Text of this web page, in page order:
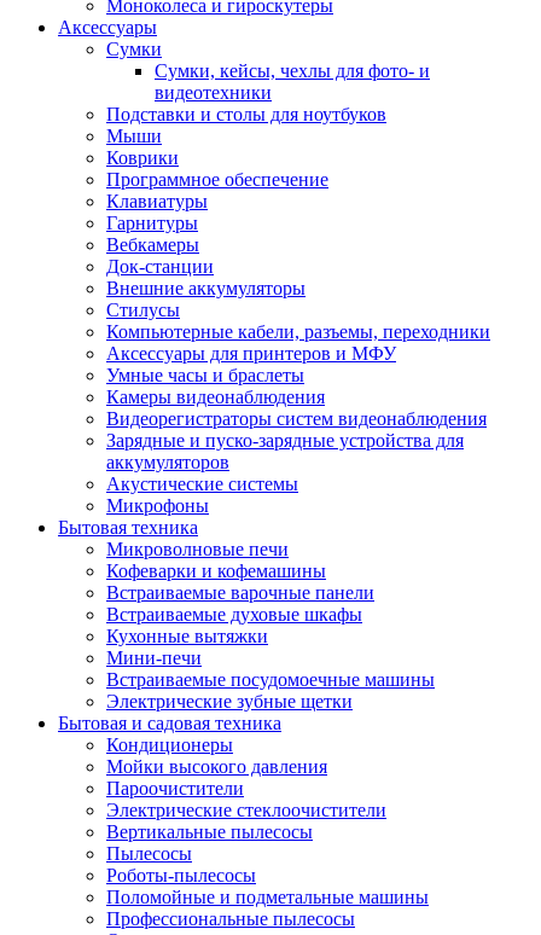
Моноколеса и гироскутеры
Аксессуары
Сумки
Сумки, кейсы, чехлы для фото- и
видеотехники
Подставки и столы для ноутбуков
Мыши
Коврики
Программное обеспечение
Клавиатуры
Гарнитуры
Вебкамеры
Док-станции
Внешние аккумуляторы
Стилусы
Компьютерные кабели, разъемы, переходники
Аксессуары для принтеров и МФУ
Умные часы и браслеты
Камеры видеонаблюдения
Видеорегистраторы систем видеонаблюдения
Зарядные и пуско-зарядные устройства для
аккумуляторов
Акустические системы
Микрофоны
Бытовая техника
Микроволновые печи
Кофеварки и кофемашины
Встраиваемые варочные панели
Встраиваемые духовые шкафы
Кухонные вытяжки
Мини-печи
Встраиваемые посудомоечные машины
Электрические зубные щетки
Бытовая и садовая техника
Кондиционеры
Мойки высокого давления
Пароочистители
Электрические стеклоочистители
Вертикальные пылесосы
Пылесосы
Роботы-пылесосы
Поломойные и подметальные машины
Профессиональные пылесосы